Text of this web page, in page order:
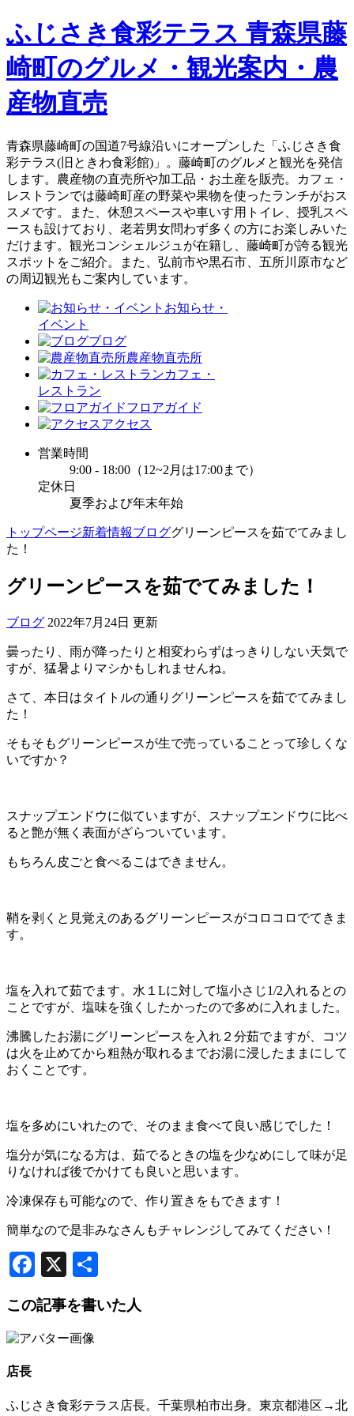
ふじさき食彩テラス 青森県藤
崎町のグルメ・観光案内・農
産物直売
青森県藤崎町の国道7号線沿いにオープンした「ふじさき食
彩テラス(旧ときわ食彩館)」。藤崎町のグルメと観光を発信
します。農産物の直売所や加工品・お土産を販売。カフェ・
レストランでは藤崎町産の野菜や果物を使ったランチがおス
スメです。また、休憩スペースや車いす用トイレ、授乳スペ
ースも設けており、老若男女問わず多くの方にお楽しみいた
だけます。観光コンシェルジュが在籍し、藤崎町が誇る観光
スポットをご紹介。また、弘前市や黒石市、五所川原市など
の周辺観光もご案内しています。
お知らせ・
イベント
ブログ
農産物直売所
カフェ・
レストラン
フロアガイド
アクセス
営業時間
9:00 - 18:00（12~2月は17:00まで）
定休日
夏季および年末年始
トップページ新着情報ブロググリーンピースを茹でてみまし
た！
グリーンピースを茹でてみました！
ブログ 2022年7月24日 更新
曇ったり、雨が降ったりと相変わらずはっきりしない天気で
すが、猛暑よりマシかもしれませんね。
さて、本日はタイトルの通りグリーンピースを茹でてみまし
た！
そもそもグリーンピースが生で売っていることって珍しくな
いですか？
スナップエンドウに似ていますが、スナップエンドウに比べ
ると艶が無く表面がざらついています。
もちろん皮ごと食べるこはできません。
鞘を剥くと見覚えのあるグリーンピースがコロコロでてきま
す。
塩を入れて茹でます。水１Lに対して塩小さじ1/2入れるとの
ことですが、塩味を強くしたかったので多めに入れました。
沸騰したお湯にグリーンピースを入れ２分茹でますが、コツ
は火を止めてから粗熱が取れるまでお湯に浸したままにして
おくことです。
塩を多めにいれたので、そのまま食べて良い感じでした！
塩分が気になる方は、茹でるときの塩を少なめにして味が足
りなければ後でかけても良いと思います。
冷凍保存も可能なので、作り置きをもできます！
簡単なので是非みなさんもチャレンジしてみてください！
Facebook
X
この記事を書いた人
店長
ふじさき食彩テラス店長。千葉県柏市出身。東京都港区→北